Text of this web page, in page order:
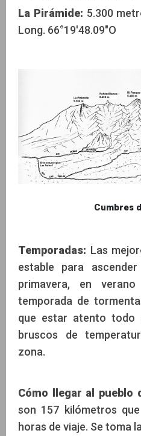
La Pirámide: 5.300
Long. 66°19'48.09"O
Cumbres
Temporadas: Las
estable para
primavera, en
temporada de
que estar atento todo
bruscos de
zona.
Cómo llegar al pueblo
son 157 kilómetros
horas de viaje. Se toma